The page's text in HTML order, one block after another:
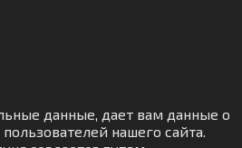
данные, дает вам данные о
нашего сайта.